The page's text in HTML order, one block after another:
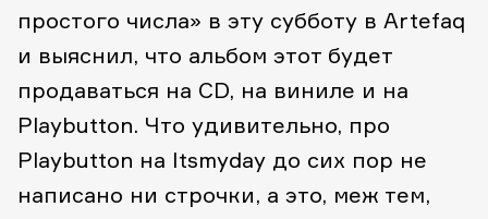
простого числа» в эту субботу в Artefaq
и выяснил, что альбом этот будет
продаваться на CD, на виниле и на
Playbutton. Что удивительно, про
Playbutton на Itsmyday до сих пор не
написано ни строчки, а это, меж тем,